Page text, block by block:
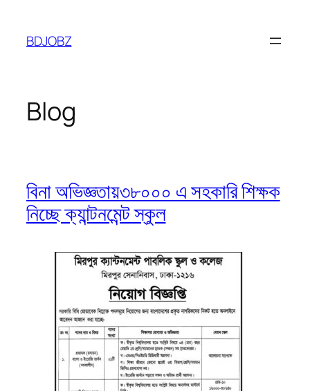
content
BDJOBZ
Blog
বিনা অভিজ্ঞতায়৩৮০০০ এ সহকারি শিক্ষক
নিচ্ছে ক্যান্টনমেন্ট স্কুল